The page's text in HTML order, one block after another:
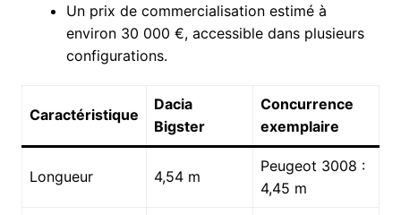
Un prix de commercialisation estimé à
environ 30 000 €, accessible dans plusieurs
configurations.
Caractéristique
Dacia
Bigster
Concurrence
exemplaire
Longueur 4,54 m
Peugeot 3008 :
4,45 m